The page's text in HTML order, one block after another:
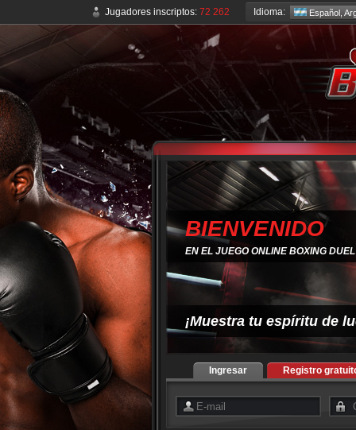
Jugadores inscriptos: 72 262 Idioma: Español,
BIENVENIDO
EN EL JUEGO ONLINE BOXING DUEL
¡Muestra tu espíritu de
Ingresar Registro